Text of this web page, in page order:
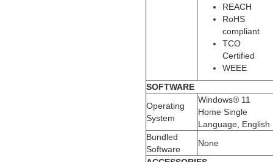
REACH
RoHS
compliant
TCO
Certified
WEEE
SOFTWARE
Operating
System
Windows® 11
Home Single
Language, English
Bundled
Software
None